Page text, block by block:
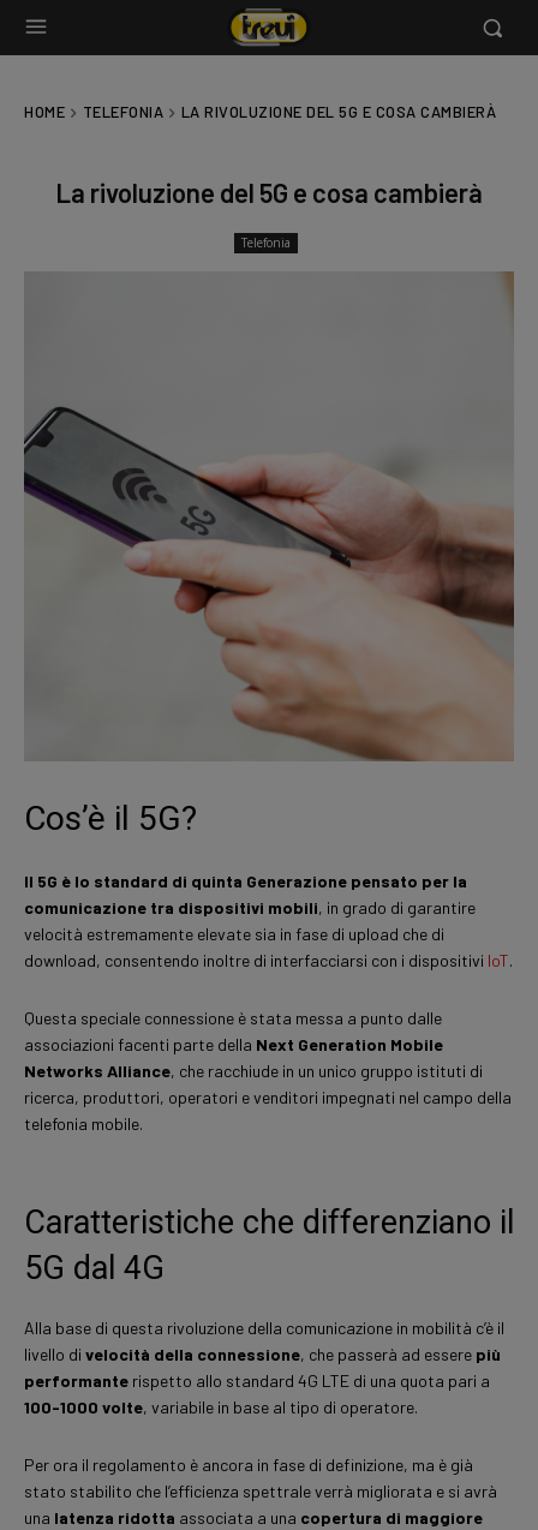
HOME TELEFONIA LA RIVOLUZIONE DEL 5G E COSA CAMBIERÀ
La rivoluzione del 5G e cosa cambierà
Telefonia
Cos’è il 5G?
Il 5G è lo standard di quinta Generazione pensato per la
comunicazione tra dispositivi mobili, in grado di garantire
velocità estremamente elevate sia in fase di upload che di
download, consentendo inoltre di interfacciarsi con i dispositivi IoT.
Questa speciale connessione è stata messa a punto dalle
associazioni facenti parte della Next Generation Mobile
Networks Alliance, che racchiude in un unico gruppo istituti di
ricerca, produttori, operatori e venditori impegnati nel campo della
telefonia mobile.
Caratteristiche che differenziano il
5G dal 4G
Alla base di questa rivoluzione della comunicazione in mobilità c’è il
livello di velocità della connessione, che passerà ad essere più
performante rispetto allo standard 4G LTE di una quota pari a
100-1000 volte, variabile in base al tipo di operatore.
Per ora il regolamento è ancora in fase di definizione, ma è già
stato stabilito che l’efficienza spettrale verrà migliorata e si avrà
una latenza ridotta associata a una copertura di maggiore